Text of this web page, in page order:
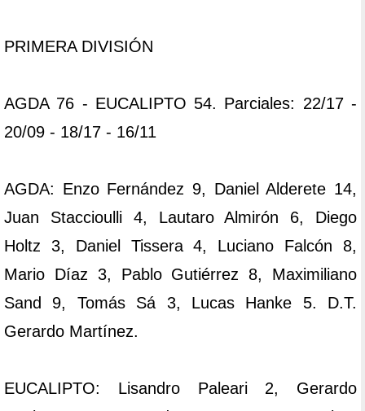
PRIMERA DIVISIÓN
AGDA 76 - EUCALIPTO 54. Parciales: 22/17 -
20/09 - 18/17 - 16/11
AGDA: Enzo Fernández 9, Daniel Alderete 14,
Juan Staccioulli 4, Lautaro Almirón 6, Diego
Holtz 3, Daniel Tissera 4, Luciano Falcón 8,
Mario Díaz 3, Pablo Gutiérrez 8, Maximiliano
Sand 9, Tomás Sá 3, Lucas Hanke 5. D.T.
Gerardo Martínez.
EUCALIPTO: Lisandro Paleari 2, Gerardo